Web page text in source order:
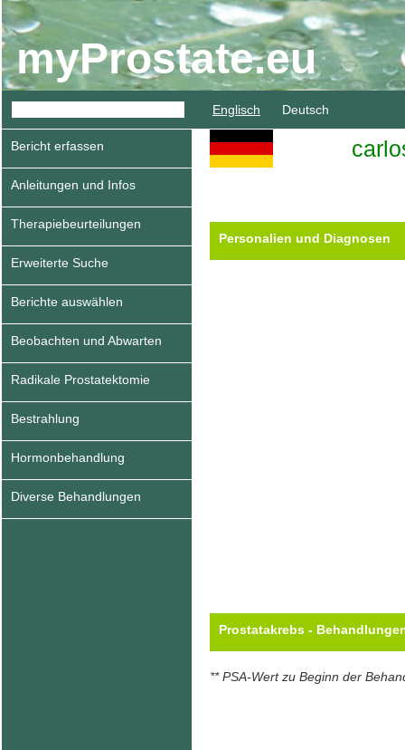
myProstate.eu
Englisch Deutsch
Bericht erfassen
Anleitungen und Infos
Therapiebeurteilungen
Erweiterte Suche
Berichte auswählen
Beobachten und Abwarten
Radikale Prostatektomie
Bestrahlung
Hormonbehandlung
Diverse Behandlungen
Personalien und Diagnosen
Prostatakrebs -
** PSA-Wert zu Beginn der